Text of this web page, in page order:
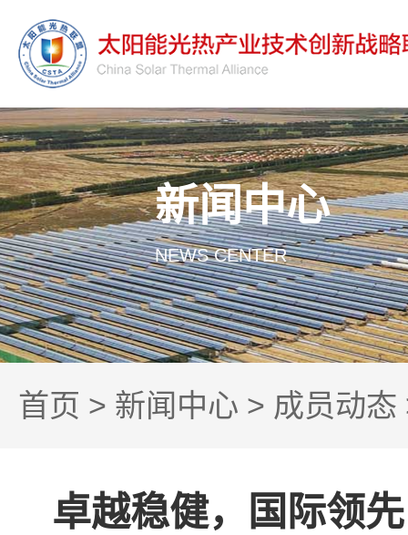
新闻中心
NEWS CENTER
首页 > 新闻中心 > 成员动态
卓越稳健，国际领